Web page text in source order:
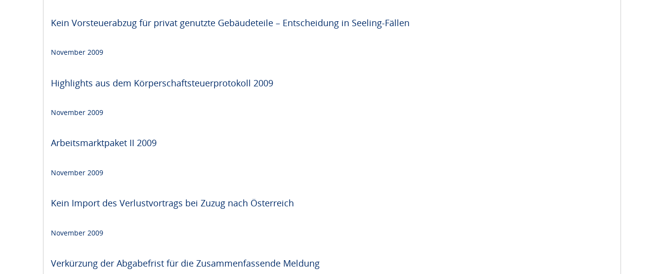
Kein Vorsteuerabzug für privat genutzte Gebäudeteile – Entscheidung in Seeling-Fällen
November 2009
Highlights aus dem Körperschaftsteuerprotokoll 2009
November 2009
Arbeitsmarktpaket II 2009
November 2009
Kein Import des Verlustvortrags bei Zuzug nach Österreich
November 2009
Verkürzung der Abgabefrist für die Zusammenfassende Meldung